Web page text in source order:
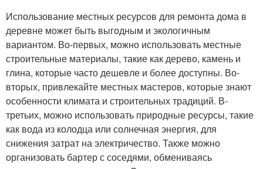
Использование местных ресурсов для ремонта дома в
деревне может быть выгодным и экологичным
вариантом. Во-первых, можно использовать местные
строительные материалы, такие как дерево, камень и
глина, которые часто дешевле и более доступны. Во-
вторых, привлекайте местных мастеров, которые знают
особенности климата и строительных традиций. В-
третьих, можно использовать природные ресурсы, такие
как вода из колодца или солнечная энергия, для
снижения затрат на электричество. Также можно
организовать бартер с соседями, обмениваясь